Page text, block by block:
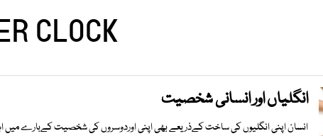
CLOCK
انگلیاں اور انسانی شخصیت
انسان اپنی انگلیوں کی ساخت کےذریعے بھی اپنی اوردوسروں کی شخصیت کےبارے میں